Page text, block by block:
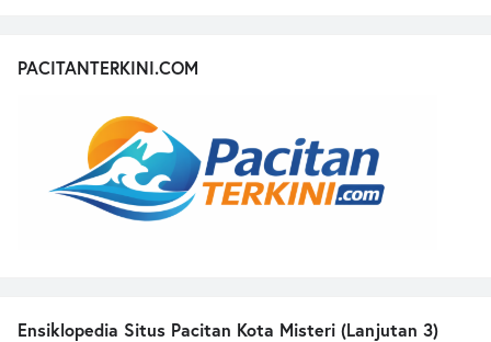
PACITANTERKINI.COM
Ensiklopedia Situs Pacitan Kota Misteri (Lanjutan 3)